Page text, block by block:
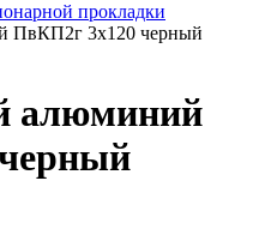
прокладки
ПвКП2г 3x120 черный
алюминий